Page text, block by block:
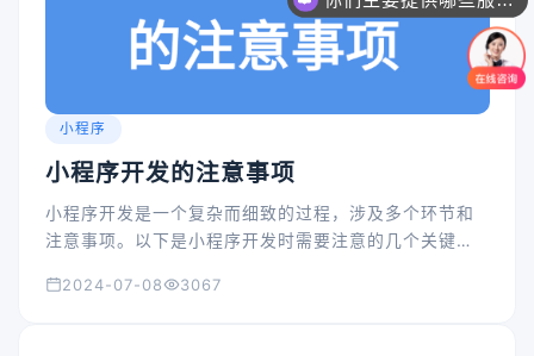
小程序
小程序开发的注意事项
小程序开发是一个复杂而细致的过程，涉及多个环节和
注意事项。以下是小程序开发时需要注意的几个关键
2024-07-08
3067